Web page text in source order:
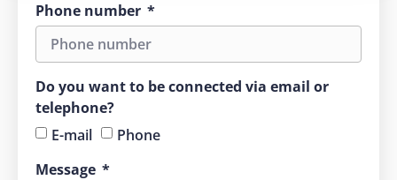
Phone number
Do you want to be connected via email or
telephone?
E-mail
Phone
Message